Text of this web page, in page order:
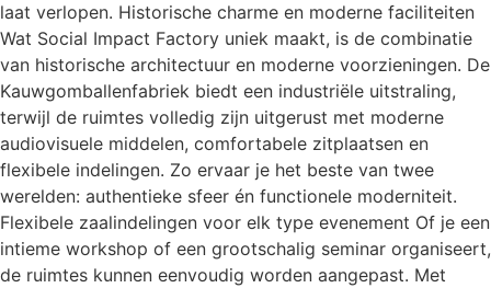
laat verlopen. Historische charme en moderne faciliteiten
Wat Social Impact Factory uniek maakt, is de combinatie
van historische architectuur en moderne voorzieningen. De
Kauwgomballenfabriek biedt een industriële uitstraling,
terwijl de ruimtes volledig zijn uitgerust met moderne
audiovisuele middelen, comfortabele zitplaatsen en
flexibele indelingen. Zo ervaar je het beste van twee
werelden: authentieke sfeer én functionele moderniteit.
Flexibele zaalindelingen voor elk type evenement Of je een
intieme workshop of een grootschalig seminar organiseert,
de ruimtes kunnen eenvoudig worden aangepast. Met